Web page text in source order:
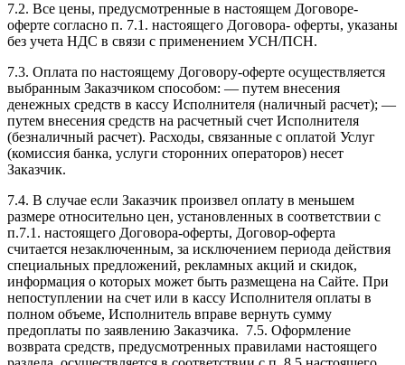
7.2. Все цены, предусмотренные в настоящем Договоре-
оферте согласно п. 7.1. настоящего Договора- оферты, указаны
без учета НДС в связи с применением УСН/ПСН.
7.3. Оплата по настоящему Договору-оферте осуществляется
выбранным Заказчиком способом: — путем внесения
денежных средств в кассу Исполнителя (наличный расчет); —
путем внесения средств на расчетный счет Исполнителя
(безналичный расчет). Расходы, связанные с оплатой Услуг
(комиссия банка, услуги сторонних операторов) несет
Заказчик.
7.4. В случае если Заказчик произвел оплату в меньшем
размере относительно цен, установленных в соответствии с
п.7.1. настоящего Договора-оферты, Договор-оферта
считается незаключенным, за исключением периода действия
специальных предложений, рекламных акций и скидок,
информация о которых может быть размещена на Сайте. При
непоступлении на счет или в кассу Исполнителя оплаты в
полном объеме, Исполнитель вправе вернуть сумму
предоплаты по заявлению Заказчика. 7.5. Оформление
возврата средств, предусмотренных правилами настоящего